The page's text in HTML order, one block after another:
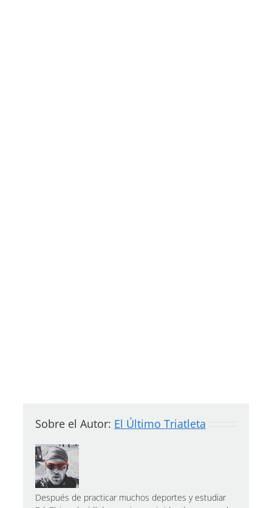
Sobre el Autor: El Último Triatleta
Después de practicar muchos deportes y estudiar